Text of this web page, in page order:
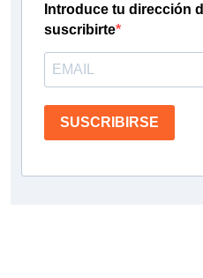
Introduce tu dirección
suscribirte
SUSCRIBIRSE